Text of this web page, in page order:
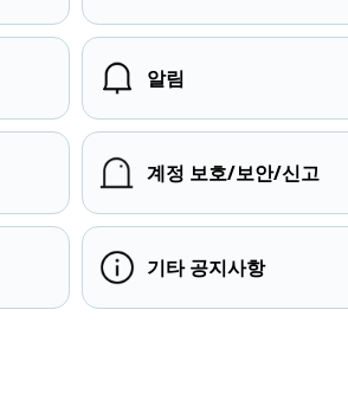
알림
계정 보호/보안/신고
기타 공지사항